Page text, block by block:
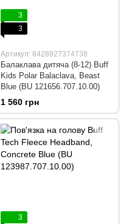
3
3
Артикул: 8428927374738
Балаклава дитяча (8-12) Buff
Kids Polar Balaclava, Beast
Blue (BU 121656.707.10.00)
1 560 грн
3